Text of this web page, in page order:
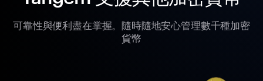
可靠性與便利盡在掌握。隨時隨地安心管理數千種加密
貨幣